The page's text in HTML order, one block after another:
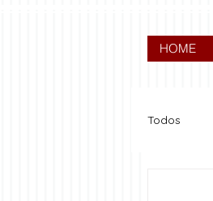
HOME
Todos